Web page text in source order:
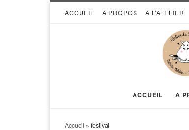
ACCUEIL A PROPOS A L’ATELIER
ACCUEIL A
Accueil » festival